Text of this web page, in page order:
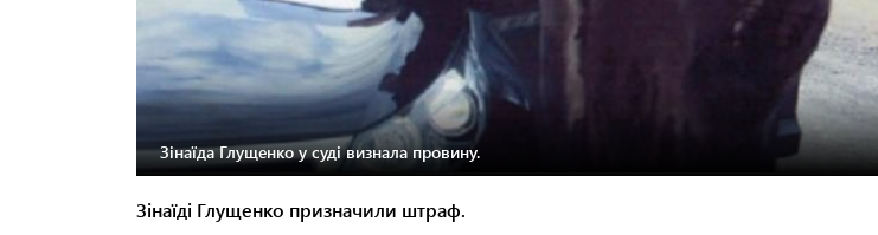
Зінаїда Глущенко у суді визнала провину.
Зінаїді Глущенко призначили штраф.